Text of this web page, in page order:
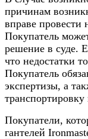
причинам
вправе провести
Покупатель
решение в суде.
что недостатки
Покупатель
экспертизы, а
Покупатели,
гантелей